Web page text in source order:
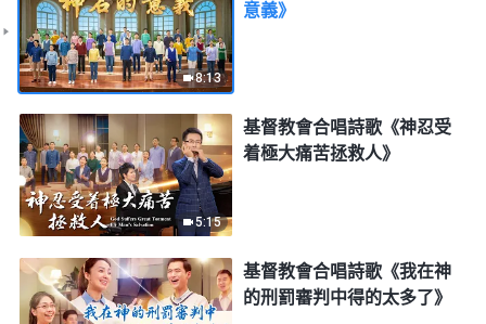
8:13
意義》
5:15
基督教會合唱詩歌《神忍受
着極大痛苦拯救人》
基督教會合唱詩歌《我在神
的刑罰審判中得的太多了》